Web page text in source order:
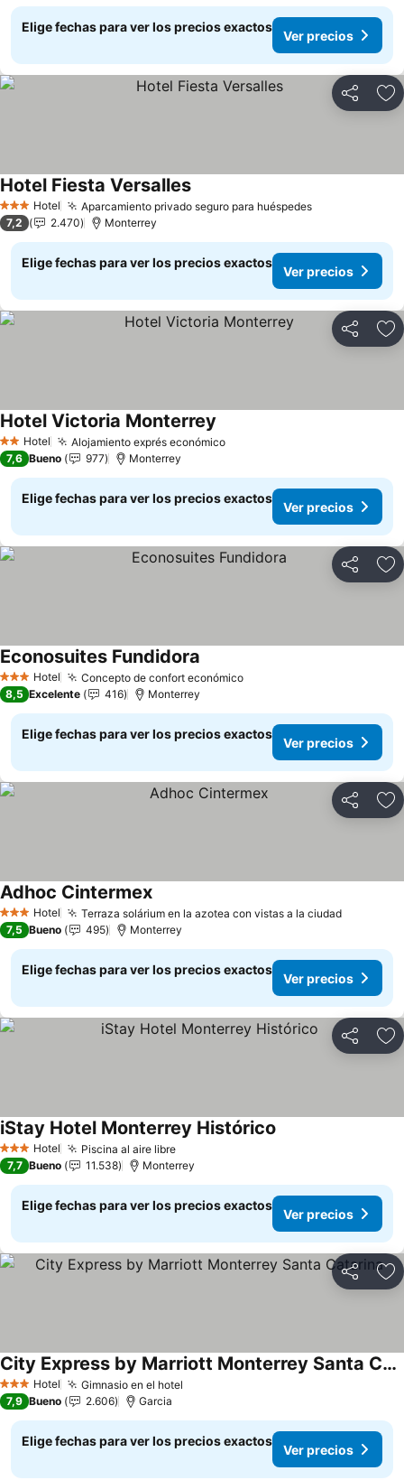
Elige fechas para ver los precios exactos
Ver precios
Compartir
3 Estrellas
Hotel Aparcamiento privado seguro para huéspedesVer precios
Hotel Fiesta VersallesVer precios
7,2 2.470 Monterrey
Elige fechas para ver los precios exactos
Ver precios
Compartir
2 Estrellas
Hotel Alojamiento exprés económicoVer precios
Hotel Victoria Monterrey
7,6 Bueno 977 Monterrey
Elige fechas para ver los precios exactos
Ver precios
Compartir
3 Estrellas
Hotel Concepto de confort económicoVer precios
Econosuites Fundidora
8,5 Excelente 416 Monterrey
Elige fechas para ver los precios exactos
Ver precios
Compartir
3 Estrellas
Hotel Terraza solárium en la azotea con vistas a la ciudadVer
Adhoc CintermexVer precios
7,5 Bueno 495 Monterrey
Elige fechas para ver los precios exactos
Ver precios
Compartir
3 Estrellas
Hotel Piscina al aire libreVer precios
iStay Hotel Monterrey Histórico
7,7 Bueno 11.538 Monterrey
Elige fechas para ver los precios exactos
Ver precios
Compartir
3 Estrellas
Hotel Gimnasio en el hotel
City Express by Marriott Monterrey Santa Catarina
Ver precios
7,9 Bueno 2.606 Garcia
Elige fechas para ver los precios exactos
Ver precios